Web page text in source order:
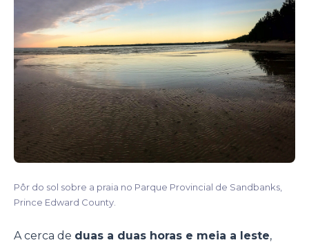
Pôr do sol sobre a praia no Parque Provincial de Sandbanks,
Prince Edward County.
A cerca de duas a duas horas e meia a leste,